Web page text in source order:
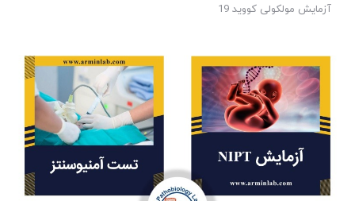
آزمایش مولکولی کووید 19